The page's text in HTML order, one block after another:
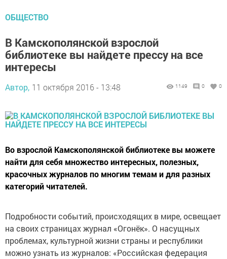
ОБЩЕСТВО
В Камскополянской взрослой
библиотеке вы найдете прессу на все
интересы
Автор, 11 октября 2016 - 13:48 1149 0 0
Во взрослой Камскополянской библиотеке вы можете
найти для себя множество интересных, полезных,
красочных журналов по многим темам и для разных
категорий читателей.
Подробности событий, происходящих в мире, освещает
на своих страницах журнал «Огонёк». О насущных
проблемах, культурной жизни страны и республики
можно узнать из журналов: «Российская федерация